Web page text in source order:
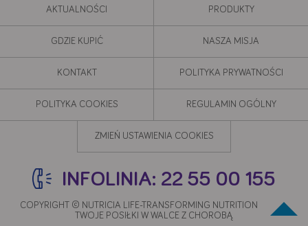
AKTUALNOŚCI PRODUKTY
GDZIE KUPIĆ NASZA MISJA
KONTAKT POLITYKA PRYWATNOŚCI
POLITYKA COOKIES REGULAMIN OGÓLNY
ZMIEŃ USTAWIENIA COOKIES
COPYRIGHT © NUTRICIA LIFE-TRANSFORMING NUTRITION 2020 -
TWOJE POSIŁKI W WALCE Z CHOROBĄ.
INFOLINIA: 22 55 00 155